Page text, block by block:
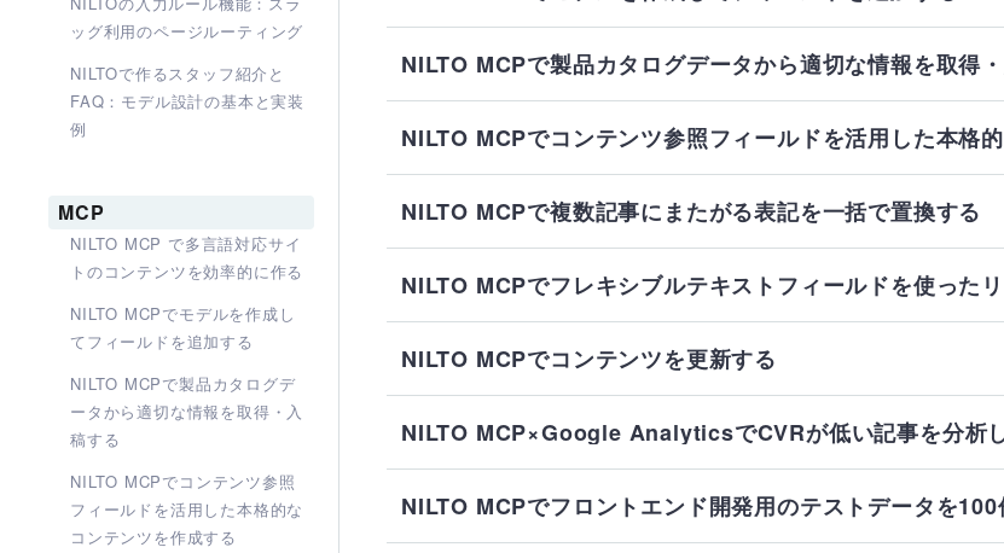
ッグ利用のページルーティング
NILTOで作るスタッフ紹介と
FAQ：モデル設計の基本と実装
例
MCP
NILTO MCP で多言語対応サイ
トのコンテンツを効率的に作る
NILTO MCPでモデルを作成し
てフィールドを追加する
NILTO MCPで製品カタログデ
ータから適切な情報を取得・入
稿する
NILTO MCPでコンテンツ参照
フィールドを活用した本格的な
コンテンツを作成する
NILTO MCPで製品カタログデータから適切な情報を取得
NILTO MCPでコンテンツ参照フィールドを活用した本格
NILTO MCPで複数記事にまたがる表記を一括で置換する
NILTO MCPでフレキシブルテキストフィールドを使った
NILTO MCPでコンテンツを更新する
NILTO MCP×Google AnalyticsでCVRが低い記事を分析
NILTO MCPでフロントエンド開発用のテストデータを100